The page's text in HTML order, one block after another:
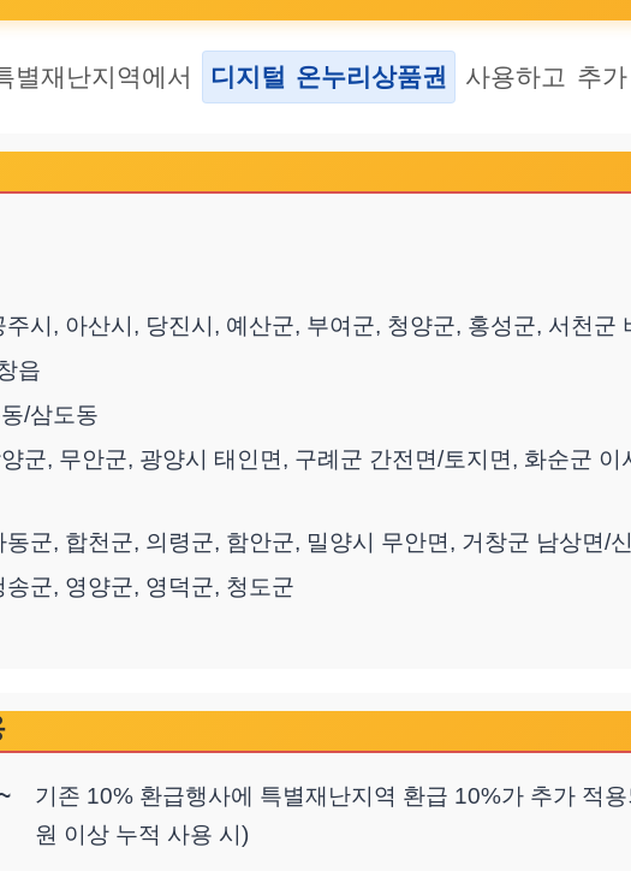
별재난지역에서 디지털 온누리상품권 사용하고 추
시, 아산시, 당진시, 예산군, 부여군, 청양군, 홍성군, 서천군
읍
/삼도동
군, 무안군, 광양시 태인면, 구례군 간전면/토지면, 화순군
군, 합천군, 의령군, 함안군, 밀양시 무안면, 거창군 남상면/
군, 영양군, 영덕군, 청도군
기존 10% 환급행사에 특별재난지역 환급 10%가 추가 적
원 이상 누적 사용 시)